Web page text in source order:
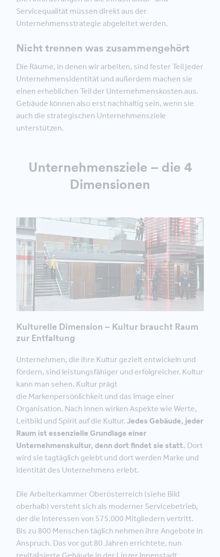
Servicequalität müssen direkt aus der
Unternehmensstrategie abgeleitet werden.
Nicht trennen was zusammengehört
Die Räume, in denen wir arbeiten, sind fester Teil jeder
Unternehmensidentität und außerdem machen sie
einen erheblichen Teil der Unternehmenskosten aus.
Gebäude können also erst nachhaltig sein, wenn sie
auch die strategischen Unternehmensziele
unterstützen.
Unternehmensziele – die 4
Dimensionen
Kulturelle Dimension – Kultur braucht Raum
zur Entfaltung
Unternehmen, die ihre Kultur gezielt entwickeln und
fördern, sind leistungsfähiger und erfolgreicher. Kultur
kann man sehen. Kultur prägt
die Markenpersönlichkeit und das Image einer
Organisation. Nach innen wirken Aspekte wie Werte,
Leitbild und Spirit auf die Kultur. Jedes Gebäude, jeder
Raum ist essenzielle Grundlage einer
Unternehmenskultur, denn dort findet sie statt. Dort
wird sie tagtäglich gelebt und dort werden Marke und
Identität des Unternehmens erlebt.
Die Arbeiterkammer Oberösterreich (siehe Bild
oberhalb) versteht sich als moderner Servicebetrieb,
der die Interessen von 575.000 Mitgliedern vertritt.
Bis zu 800 Menschen täglich nehmen ihre Angebote in
Anspruch. Das vor gut 80 Jahren errichtete, nun